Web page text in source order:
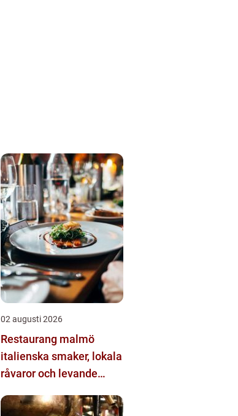
02 augusti 2026
Restaurang malmö
italienska smaker, lokala
råvaror och levande